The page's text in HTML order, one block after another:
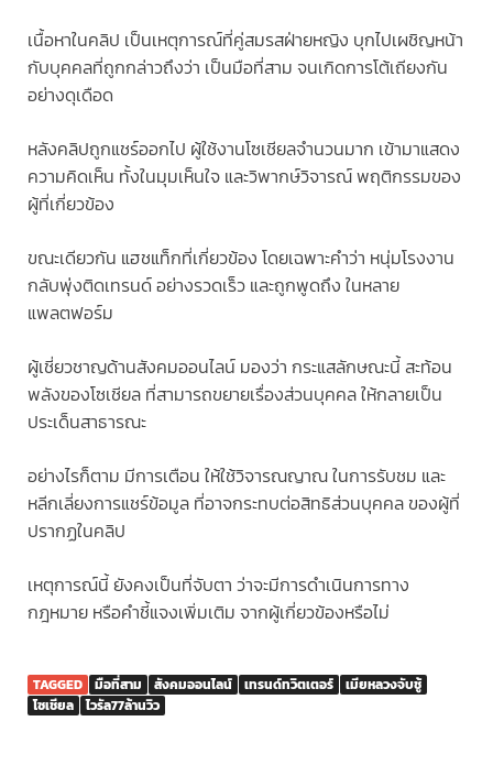
เนื้อหาในคลิป เป็นเหตุการณ์ที่คู่สมรสฝ่ายหญิง บุกไปเผชิญหน้า
กับบุคคลที่ถูกกล่าวถึงว่า เป็นมือที่สาม จนเกิดการโต้เถียงกัน
อย่างดุเดือด
หลังคลิปถูกแชร์ออกไป ผู้ใช้งานโซเชียลจำนวนมาก เข้ามาแสดง
ความคิดเห็น ทั้งในมุมเห็นใจ และวิพากษ์วิจารณ์ พฤติกรรมของ
ผู้ที่เกี่ยวข้อง
ขณะเดียวกัน แฮชแท็กที่เกี่ยวข้อง โดยเฉพาะคำว่า หนุ่มโรงงาน
กลับพุ่งติดเทรนด์ อย่างรวดเร็ว และถูกพูดถึง ในหลาย
แพลตฟอร์ม
ผู้เชี่ยวชาญด้านสังคมออนไลน์ มองว่า กระแสลักษณะนี้ สะท้อน
พลังของโซเชียล ที่สามารถขยายเรื่องส่วนบุคคล ให้กลายเป็น
ประเด็นสาธารณะ
อย่างไรก็ตาม มีการเตือน ให้ใช้วิจารณญาณ ในการรับชม และ
หลีกเลี่ยงการแชร์ข้อมูล ที่อาจกระทบต่อสิทธิส่วนบุคคล ของผู้ที่
ปรากฏในคลิป
เหตุการณ์นี้ ยังคงเป็นที่จับตา ว่าจะมีการดำเนินการทาง
กฎหมาย หรือคำชี้แจงเพิ่มเติม จากผู้เกี่ยวข้องหรือไม่
TAGGED มือที่สาม สังคมออนไลน์ เทรนด์ทวิตเตอร์
เมียหลวงจับชู้
โซเชียล
ไวรัล77ล้านวิว